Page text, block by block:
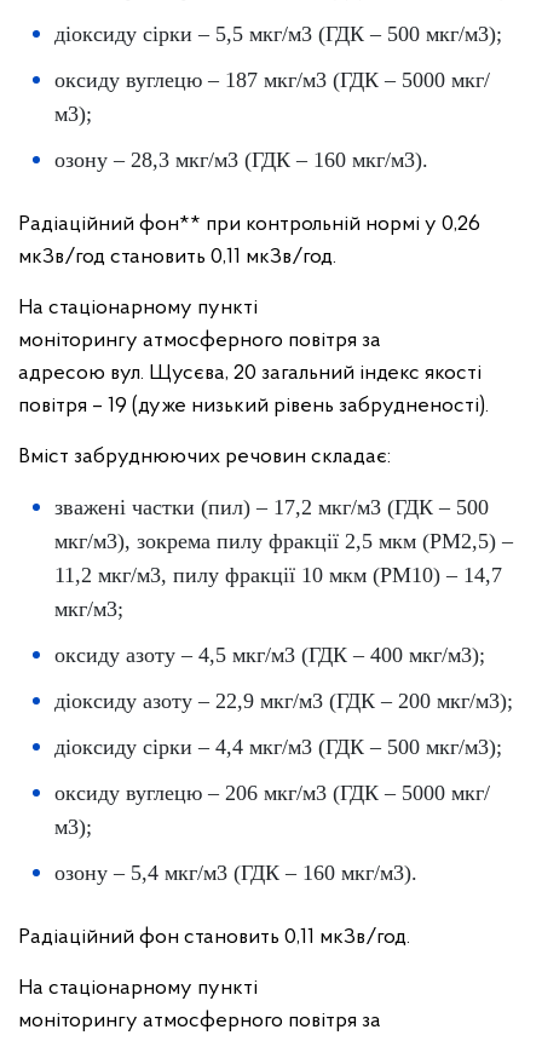
діоксиду сірки – 5,5 мкг/м3 (ГДК – 500 мкг/м3);
оксиду вуглецю – 187 мкг/м3 (ГДК – 5000 мкг/
м3);
озону – 28,3 мкг/м3 (ГДК – 160 мкг/м3).
Радіаційний фон** при контрольній нормі у 0,26
мкЗв/год становить 0,11 мкЗв/год.
На стаціонарному пункті
моніторингу атмосферного повітря за
адресою вул. Щусєва, 20 загальний індекс якості
повітря – 19 (дуже низький рівень забрудненості).
Вміст забруднюючих речовин складає:
зважені частки (пил) – 17,2 мкг/м3 (ГДК – 500
мкг/м3), зокрема пилу фракції 2,5 мкм (PM2,5) –
11,2 мкг/м3, пилу фракції 10 мкм (PM10) – 14,7
мкг/м3;
оксиду азоту – 4,5 мкг/м3 (ГДК – 400 мкг/м3);
діоксиду азоту – 22,9 мкг/м3 (ГДК – 200 мкг/м3);
діоксиду сірки – 4,4 мкг/м3 (ГДК – 500 мкг/м3);
оксиду вуглецю – 206 мкг/м3 (ГДК – 5000 мкг/
м3);
озону – 5,4 мкг/м3 (ГДК – 160 мкг/м3).
Радіаційний фон становить 0,11 мкЗв/год.
На стаціонарному пункті
моніторингу атмосферного повітря за